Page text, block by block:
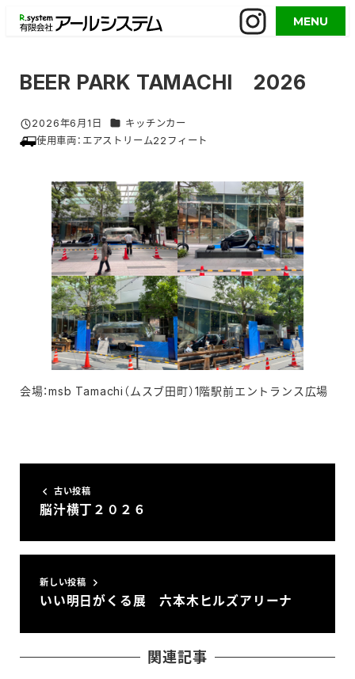
MENU
BEER PARK TAMACHI 2026
投稿日
2026年6月1日 グルメイベント／活用事例 カテゴリー
キッチンカー
使用車両： エアストリーム22フィート
会場：msb Tamachi（ムスブ田町）1階駅前エントランス広場
古い投稿
脳汁横丁２０２６
新しい投稿
いい明日がくる展 六本木ヒルズアリーナ
関連記事